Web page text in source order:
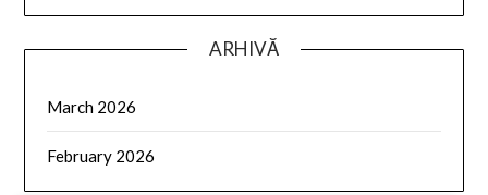
ARHIVĂ
March 2026
February 2026